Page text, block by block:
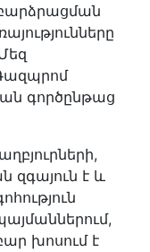
գործընթաց
զգայուն է և
խոսում է